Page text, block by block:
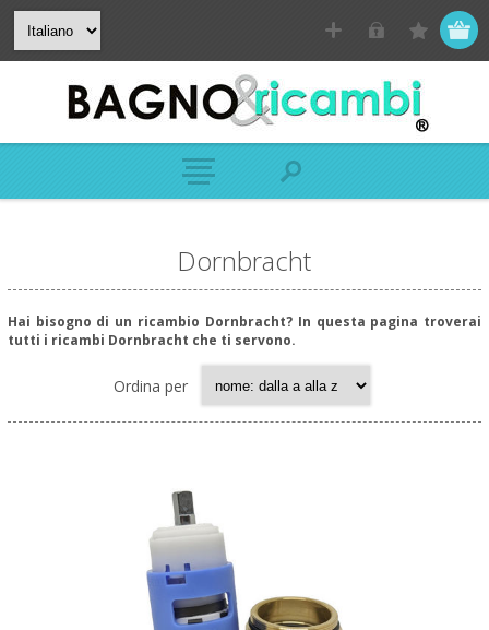
Dornbracht
Hai bisogno di un ricambio Dornbracht? In questa pagina troverai
tutti i ricambi Dornbracht che ti servono.
Ordina per